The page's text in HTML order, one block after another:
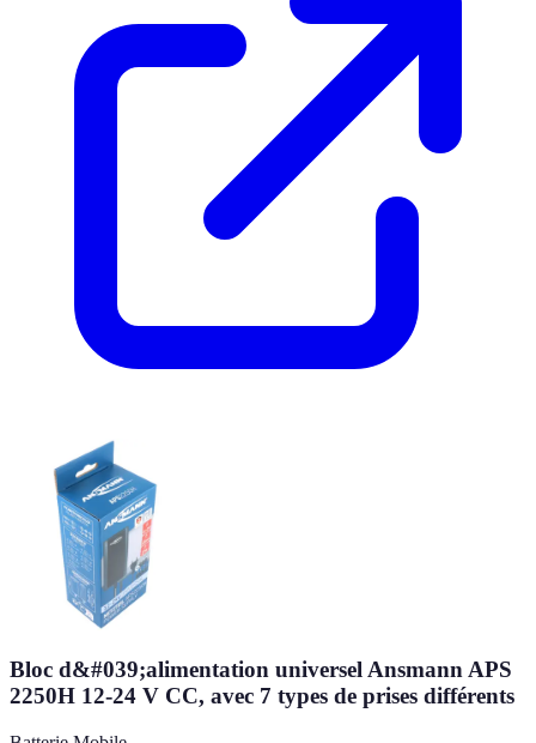
Bloc d&#039;alimentation universel Ansmann APS
2250H 12-24 V CC, avec 7 types de prises différents